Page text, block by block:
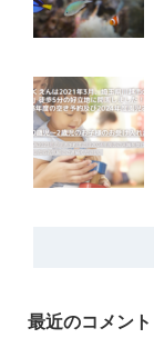
最近のコメント